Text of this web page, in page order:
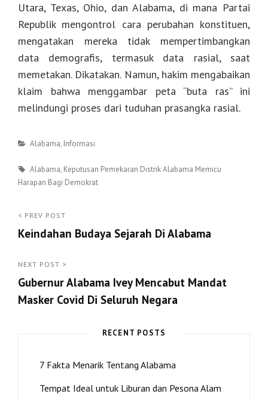
Utara, Texas, Ohio, dan Alabama, di mana Partai
Republik mengontrol cara perubahan konstituen,
mengatakan mereka tidak mempertimbangkan
data demografis, termasuk data rasial, saat
memetakan. Dikatakan. Namun, hakim mengabaikan
klaim bahwa menggambar peta “buta ras” ini
melindungi proses dari tuduhan prasangka rasial.
Categories
Alabama, Informasi
Tags
Alabama, Keputusan Pemekaran Distrik Alabama Memicu
Harapan Bagi Demokrat
Post
navigation
< PREV POST
Keindahan Budaya Sejarah Di Alabama
Prev
Post
NEXT POST >
Gubernur Alabama Ivey Mencabut Mandat
Masker Covid Di Seluruh Negara
RECENT POSTS
7 Fakta Menarik Tentang Alabama
Tempat Ideal untuk Liburan dan Pesona Alam